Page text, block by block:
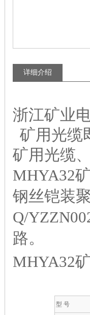
详细介绍
浙江矿业
矿用光缆
矿用光缆
MHYA32
钢丝铠装
Q/
路。
MHYA32
型 号